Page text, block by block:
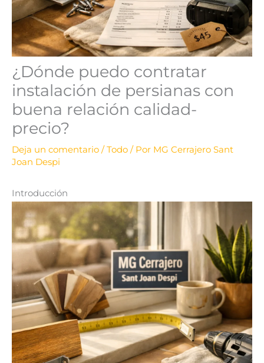
¿Dónde puedo contratar
instalación de persianas con
buena relación calidad-
precio?
Deja un comentario /Todo / Por MG Cerrajero Sant
Joan Despi
Introducción